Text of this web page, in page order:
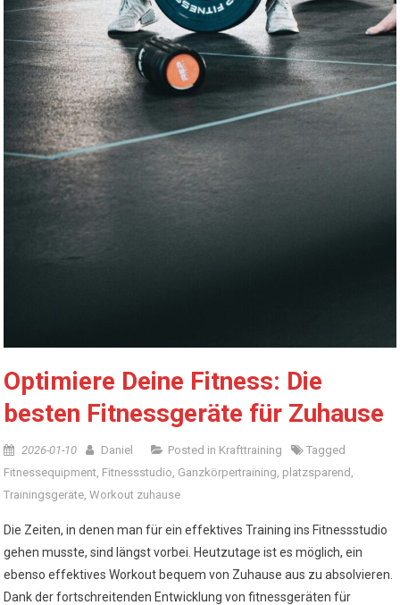
Optimiere Deine Fitness: Die
besten Fitnessgeräte für Zuhause
2026-01-10 Daniel Posted in Krafttraining
Tagged
Fitnessequipment Fitnessstudio Ganzkörpertraining platzsparend
Trainingsgeräte ,Workout zuhause
Die Zeiten, in denen man für ein effektives Training ins Fitnessstudio
gehen musste, sind längst vorbei. Heutzutage ist es möglich, ein
ebenso effektives Workout bequem von Zuhause aus zu absolvieren.
Dank der fortschreitenden Entwicklung von fitnessgeräten für